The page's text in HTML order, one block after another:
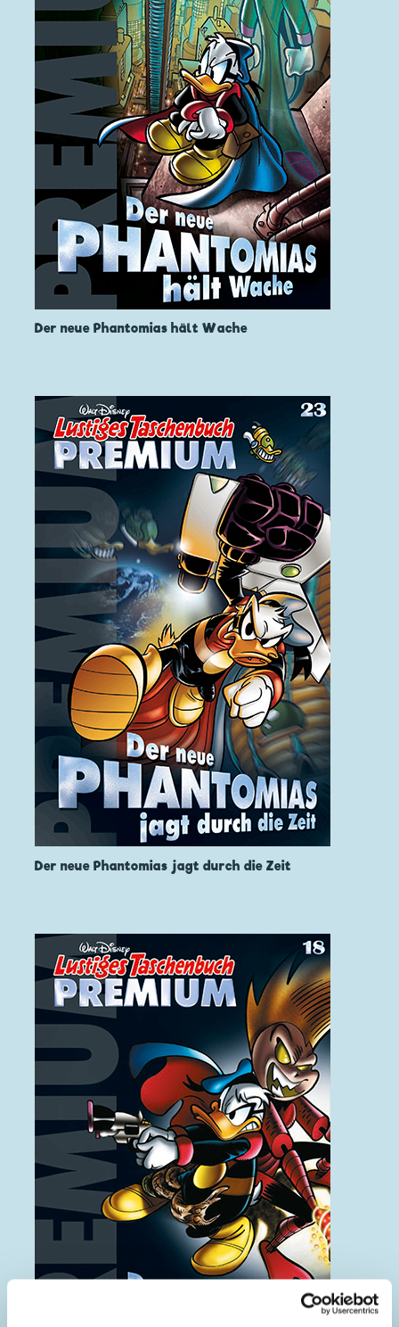
Der neue Phantomias hält Wache
Der neue Phantomias jagt durch die Zeit